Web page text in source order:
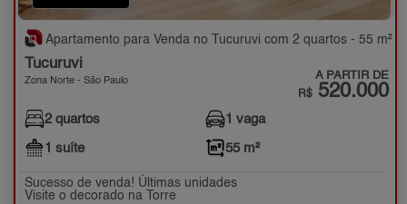
Apartamento para Venda no Tucuruvi com 2 quartos - 55 m²
Tucuruvi
Zona Norte - São Paulo A PARTIR DE
R$ 520.000
2 quartos
1 suíte
1 vaga
55 m²
Sucesso de venda! Últimas unidades
Visite o decorado na Torre